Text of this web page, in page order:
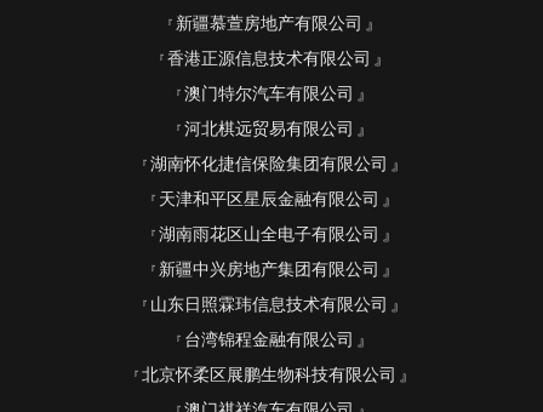
新疆慕萱房地产有限公司
香港正源信息技术有限公司
澳门特尔汽车有限公司
河北棋远贸易有限公司
湖南怀化捷信保险集团有限公司
天津和平区星辰金融有限公司
湖南雨花区山全电子有限公司
新疆中兴房地产集团有限公司
山东日照霖玮信息技术有限公司
台湾锦程金融有限公司
北京怀柔区展鹏生物科技有限公司